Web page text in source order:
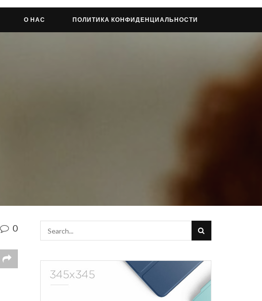
О НАС ПОЛИТИКА КОНФИДЕНЦИАЛЬНОСТИ
0